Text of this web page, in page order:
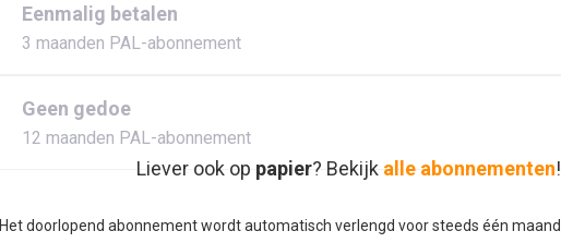
Eenmalig betalen
3 maanden PAL-abonnement
Geen gedoe
12 maanden PAL-abonnement
Liever ook op papier? Bekijk alle abonnementen!
Het doorlopend abonnement wordt automatisch verlengd voor steeds één maand.